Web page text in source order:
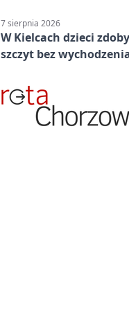
7 sierpnia 2026
W Kielcach dzieci
szczyt bez